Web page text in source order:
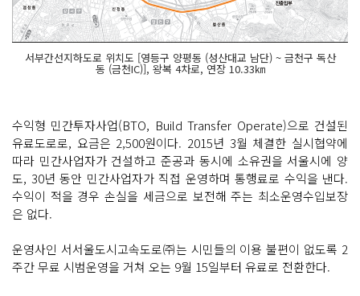
서부간선지하도로 위치도 [영등구 양평동 (성산대교 남단) ~ 금천구 독산
동 (금천IC)], 왕복 4차로, 연장 10.33㎞
수익형 민간투자사업(BTO, Build Transfer Operate)으로 건설된
유료도로로, 요금은 2,500원이다. 2015년 3월 체결한 실시협약에
따라 민간사업자가 건설하고 준공과 동시에 소유권을 서울시에 양
도, 30년 동안 민간사업자가 직접 운영하며 통행료로 수익을 낸다.
수익이 적을 경우 손실을 세금으로 보전해 주는 최소운영수입보장
은 없다.
운영사인 서서울도시고속도로㈜는 시민들의 이용 불편이 없도록 2
주간 무료 시범운영을 거쳐 오는 9월 15일부터 유료로 전환한다.